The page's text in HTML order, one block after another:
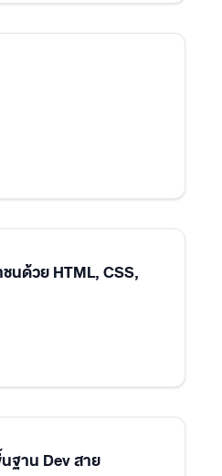
นด้วย HTML, CSS,
ฐาน Dev สาย